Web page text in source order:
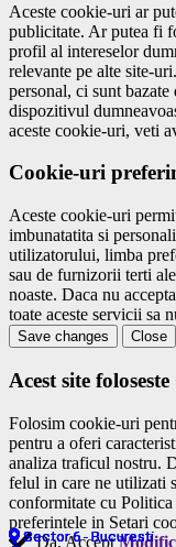
Sector 6 - Bucuresti
Sector 6 - Bucuresti
Sector 6 - Bucuresti
Sector 6 - Bucuresti
Sector 6 - Bucuresti
Aceste cookie-uri ar
publicitate. Ar putea fi
profil al intereselor
relevante pe alte site-
personal, ci sunt
dispozitivul
aceste cookie-uri, veti
Cookie-uri
Aceste cookie-uri
imbunatatita si
utilizatorului, limba
sau de furnizorii terti
noaste. Daca nu
toate aceste servicii sa
Save changes Close
Acest site
Folosim cookie-uri
pentru a oferi
analiza traficul nostru.
felul in care ne utilizati
conformitate cu
preferintele in Setari
Da, Accept